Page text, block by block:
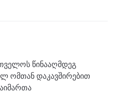
p
p
წინააღმდეგ
ომთან დაკავშირებით